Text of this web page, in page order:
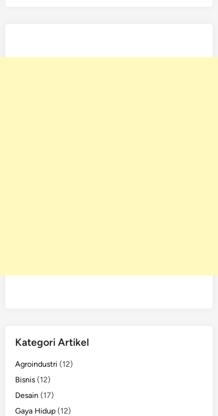
Kategori Artikel
Agroindustri (12)
Bisnis (12)
Desain (17)
Gaya Hidup (12)